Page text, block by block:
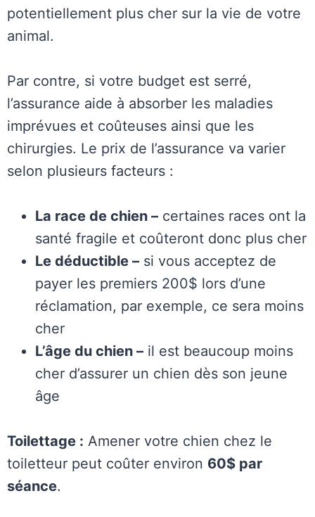
potentiellement plus cher sur la vie de votre
animal.
Par contre, si votre budget est serré,
l’assurance aide à absorber les maladies
imprévues et coûteuses ainsi que les
chirurgies. Le prix de l’assurance va varier
selon plusieurs facteurs :
La race de chien – certaines races ont la
santé fragile et coûteront donc plus cher
Le déductible – si vous acceptez de
payer les premiers 200$ lors d’une
réclamation, par exemple, ce sera moins
cher
L’âge du chien – il est beaucoup moins
cher d’assurer un chien dès son jeune
âge
Toilettage : Amener votre chien chez le
toiletteur peut coûter environ 60$ par
séance.